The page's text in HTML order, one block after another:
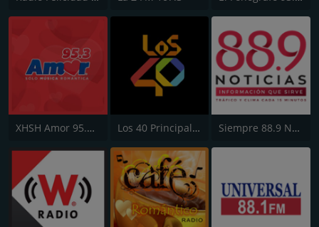
XHSH Amor 95.3 FM Los 40 Principales Siempre 88.9 Noticias